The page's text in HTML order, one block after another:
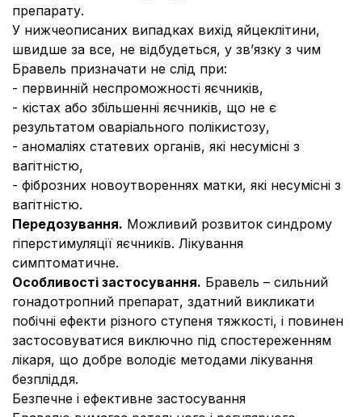
препарату.
У нижчеописаних випадках вихід яйцеклітини,
швидше за все, не відбудеться, у зв’язку з чим
Бравель призначати не слід при:
- первинній неспроможності яєчників,
- кістах або збільшенні яєчників, що не є
результатом оваріального полікистозу,
- аномаліях статевих органів, які несумісні з
вагітністю,
- фіброзних новоутвореннях матки, які несумісні з
вагітністю.
Передозування. Можливий розвиток синдрому
гіперстимуляції яєчників. Лікування
симптоматичне.
Особливості застосування. Бравель – сильний
гонадотропний препарат, здатний викликати
побічні ефекти різного ступеня тяжкості, і повинен
застосовуватися виключно під спостереженням
лікаря, що добре володіє методами лікування
безпліддя.
Безпечне і ефективне застосування